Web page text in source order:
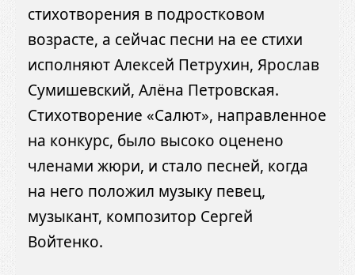
стихотворения в подростковом
возрасте, а сейчас песни на ее стихи
исполняют Алексей Петрухин, Ярослав
Сумишевский, Алёна Петровская.
Стихотворение «Салют», направленное
на конкурс, было высоко оценено
членами жюри, и стало песней, когда
на него положил музыку певец,
музыкант, композитор Сергей
Войтенко.